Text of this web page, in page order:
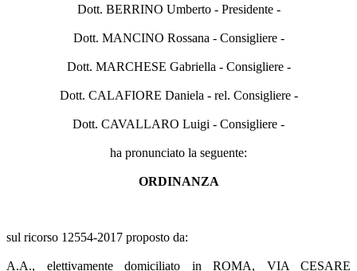
Dott. BERRINO Umberto - Presidente -
Dott. MANCINO Rossana - Consigliere -
Dott. MARCHESE Gabriella - Consigliere -
Dott. CALAFIORE Daniela - rel. Consigliere -
Dott. CAVALLARO Luigi - Consigliere -
ha pronunciato la seguente:
ORDINANZA
sul ricorso 12554-2017 proposto da:
A.A., elettivamente domiciliato in ROMA, VIA CESARE